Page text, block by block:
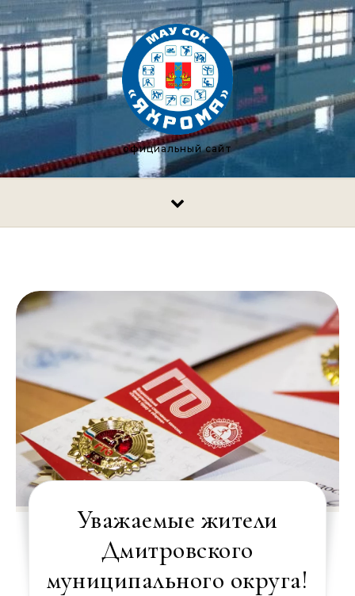
Перейти к содержимому
официальный сайт
Уважаемые жители
Дмитровского
муниципального округа!